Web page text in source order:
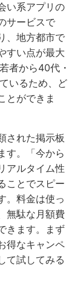
い系アプリの
サービスで
、地方都市で
すい点が最大
者から40代・
いるため、ど
とができま
された掲示板
す。「今から
アルタイム性
ことでスピー
。料金は使っ
無駄な月額費
きます。まず
得なキャンペ
て試してみる